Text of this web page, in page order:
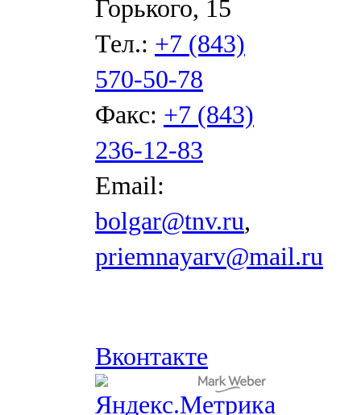
Горького, 15
Тел.: +7 (843)
570-50-78
Факс: +7 (843)
236-12-83
Email:
bolgar@tnv.ru,
priemnayarv@mail.ru
Вконтакте